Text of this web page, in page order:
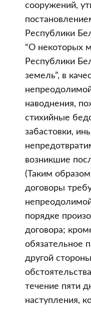
сооружений,
Республики
“О некоторых
Республики
земель”, в
наводнения,
стихийные
забастовки,
возникшие
(Таким
договоры
порядке
договора;
обязательное
другой
течение пяти
наступления,